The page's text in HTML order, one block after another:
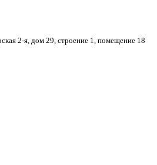
2-я, дом 29, строение 1, помещение 18